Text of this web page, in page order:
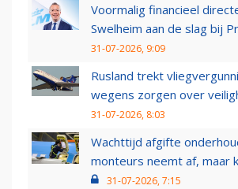
Voormalig financieel
Swelheim aan de slag bij
31-07-2026, 9:09
Rusland trekt
wegens zorgen over
31-07-2026, 8:03
Wachttijd afgifte
monteurs neemt af, maar
31-07-2026, 7:15